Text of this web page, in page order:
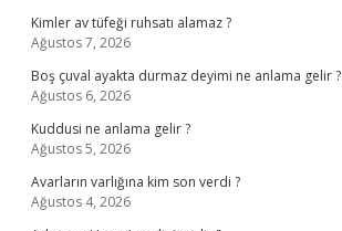
Kimler av tüfeği ruhsatı alamaz ?
Ağustos 7, 2026
Boş çuval ayakta durmaz deyimi ne anlama gelir ?
Ağustos 6, 2026
Kuddusi ne anlama gelir ?
Ağustos 5, 2026
Avarların varlığına kim son verdi ?
Ağustos 4, 2026